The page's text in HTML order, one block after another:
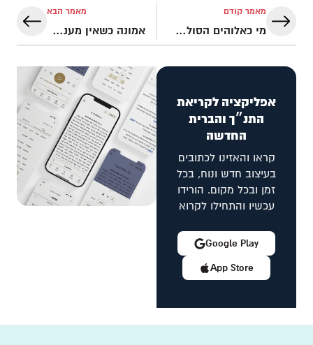
מאמר קודם
מי כאלוהים הסולח? מיכה ושיא הרחמים
מאמר הבא
אמונה כשאין מענה מיידי
אפליקציה לקריאת
התנ״ך והברית
החדשה
קראו והאזינו לכתובים
בעיצוב חדש ונוח, בכל
זמן ובכל מקום. הורידו
עכשיו והתחילו לקרוא
App Store
Google Play